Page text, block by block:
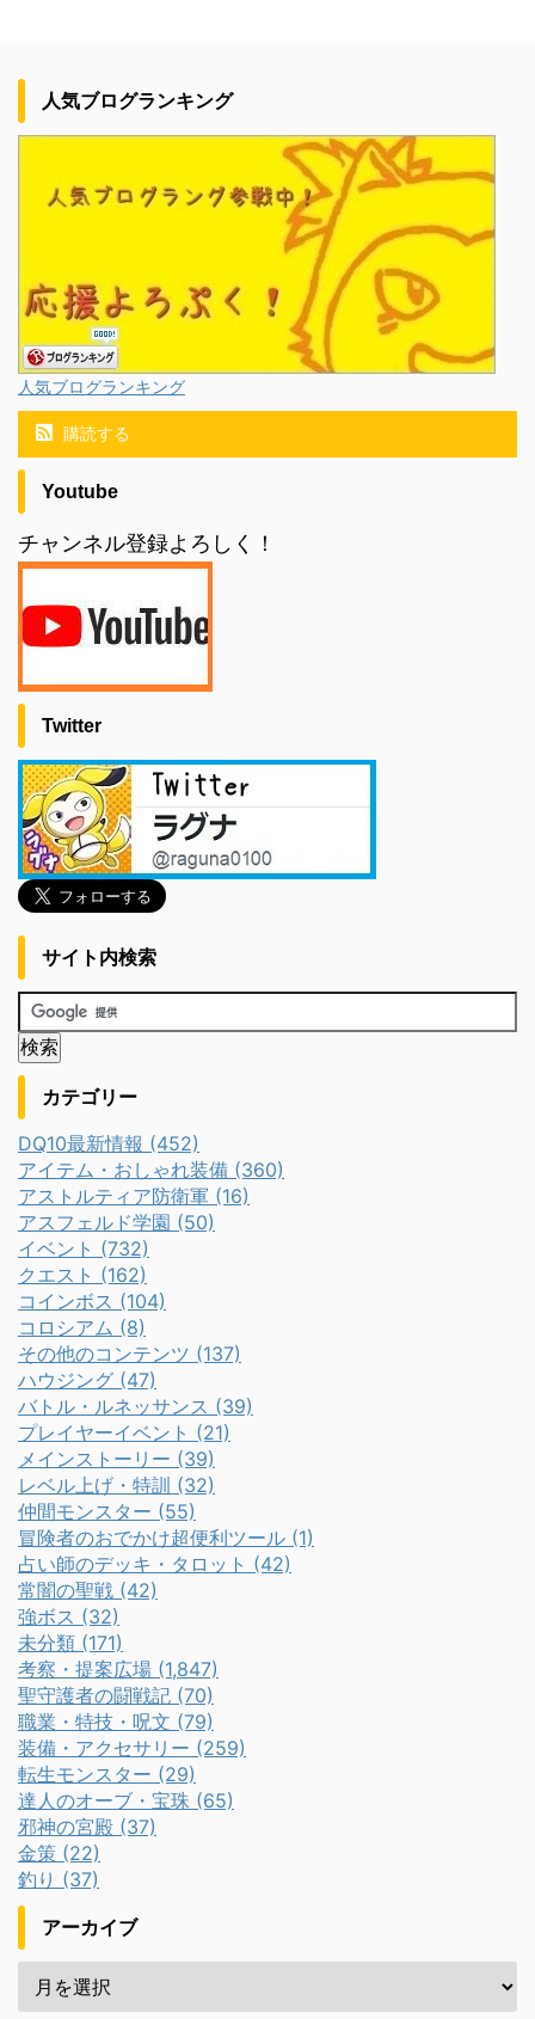
人気ブログランキング
人気ブログランキング
購読する
Youtube
チャンネル登録よろしく！
Twitter
サイト内検索
カテゴリー
DQ10最新情報 (452)
アイテム・おしゃれ装備 (360)
アストルティア防衛軍 (16)
アスフェルド学園 (50)
イベント (732)
クエスト (162)
コインボス (104)
コロシアム (8)
その他のコンテンツ (137)
ハウジング (47)
バトル・ルネッサンス (39)
プレイヤーイベント (21)
メインストーリー (39)
レベル上げ・特訓 (32)
仲間モンスター (55)
冒険者のおでかけ超便利ツール (1)
占い師のデッキ・タロット (42)
常闇の聖戦 (42)
強ボス (32)
未分類 (171)
考察・提案広場 (1,847)
聖守護者の闘戦記 (70)
職業・特技・呪文 (79)
装備・アクセサリー (259)
転生モンスター (29)
達人のオーブ・宝珠 (65)
邪神の宮殿 (37)
金策 (22)
釣り (37)
アーカイブ